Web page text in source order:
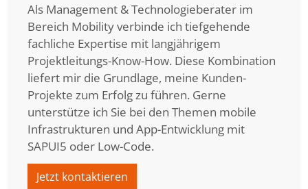
Als Management & Technologieberater im
Bereich Mobility verbinde ich tiefgehende
fachliche Expertise mit langjährigem
Projektleitungs-Know-How. Diese Kombination
liefert mir die Grundlage, meine Kunden-
Projekte zum Erfolg zu führen. Gerne
unterstütze ich Sie bei den Themen mobile
Infrastrukturen und App-Entwicklung mit
SAPUI5 oder Low-Code.
Jetzt kontaktieren